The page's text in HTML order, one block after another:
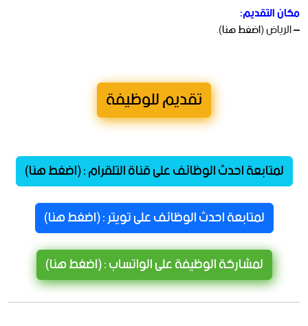
مكان التقديم:
– الرياض (اضغط هنا).
تقديم للوظيفة
لمتابعة احدث الوظائف على قناة التلقرام : (اضغط هنا)
لمتابعة احدث الوظائف على تويتر : (اضغط هنا)
لمشاركة الوظيفة على الواتساب : (اضغط هنا)